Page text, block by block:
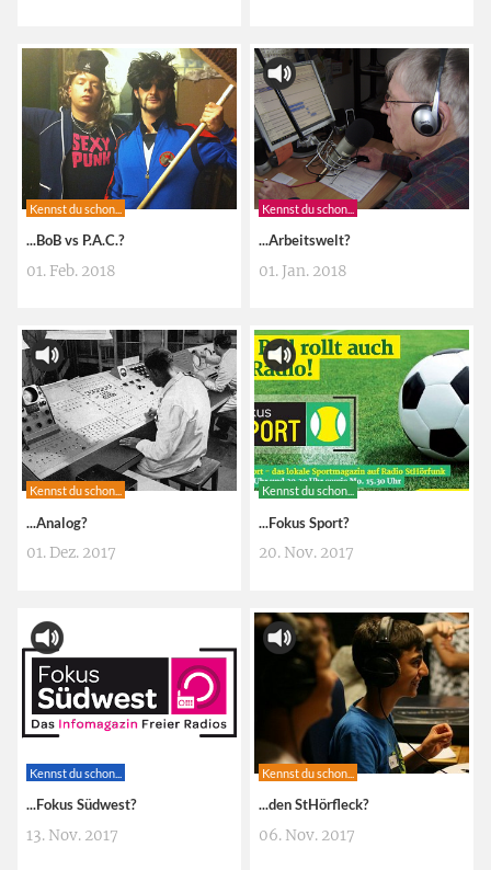
Kennst du schon...
...BoB vs P.A.C.?
01. Feb. 2018
Kennst du schon...
...Arbeitswelt?
01. Jan. 2018
Kennst du schon...
...Analog?
01. Dez. 2017
Kennst du schon...
...Fokus Sport?
20. Nov. 2017
Kennst du schon...
...Fokus Südwest?
13. Nov. 2017
Kennst du schon...
...den StHörfleck?
06. Nov. 2017